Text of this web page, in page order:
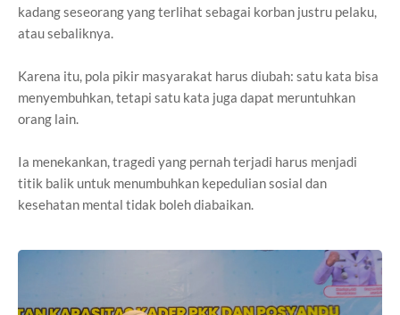
kadang seseorang yang terlihat sebagai korban justru pelaku,
atau sebaliknya.
Karena itu, pola pikir masyarakat harus diubah: satu kata bisa
menyembuhkan, tetapi satu kata juga dapat meruntuhkan
orang lain.
Ia menekankan, tragedi yang pernah terjadi harus menjadi
titik balik untuk menumbuhkan kepedulian sosial dan
kesehatan mental tidak boleh diabaikan.